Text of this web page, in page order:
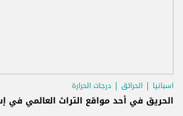
اسبانيا الحرائق درجات الحرارة
الحريق في أحد مواقع التراث العالمي في